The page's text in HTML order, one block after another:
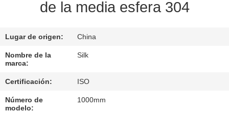
CONTACTO
NOTICIAS
CASOS
de la media esfera 304
Lugar de origen: China
Nombre de la
marca:
Silk
Certificación: ISO
Número de
modelo:
1000mm